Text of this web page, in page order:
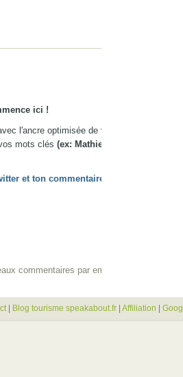
ici !
l'ancre optimisée de votre choix,
mots clés (ex: Mathieu@gîte Nice)
et ton commentaire passera en
commentaires par email
| Blog tourisme speakabout.fr | Affiliation |